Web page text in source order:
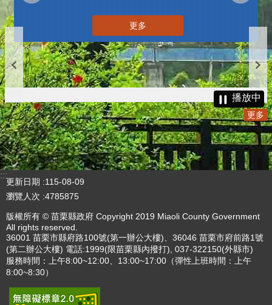
更多
播放中
更多
:::
更新日期
115-08-09
瀏覽人次 4785875
版權所有 © 苗栗縣政府 Copyright 2019 Miaoli County Government
All rights reserved.
36001 苗栗市縣府路100號(第一辦公大樓)、36046 苗栗市府前路1號
(第二辦公大樓) 電話:1999(限苗栗縣內撥打), 037-322150(外縣市)
服務時間：上午8:00~12:00、13:00~17:00（彈性上班時間：上午
8:00~8:30）